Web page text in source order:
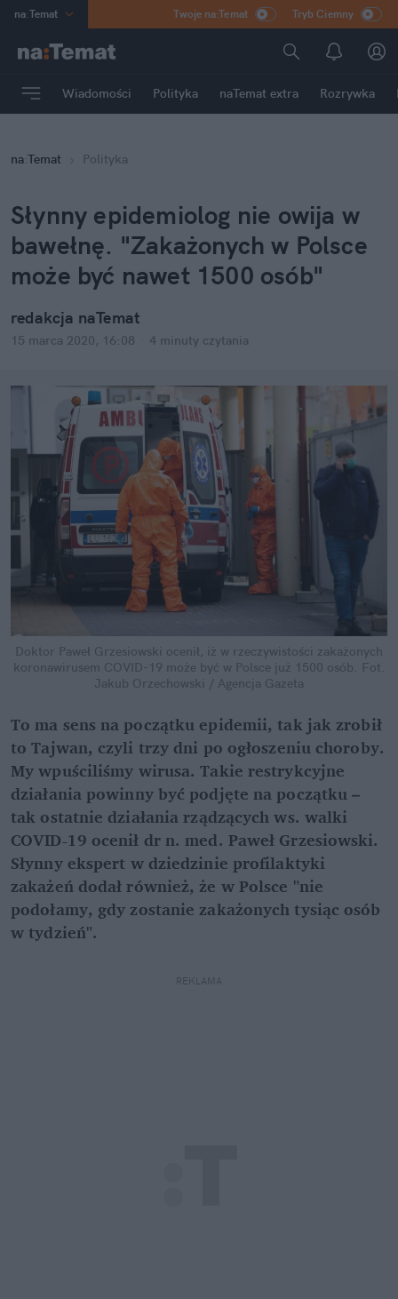
na:Temat
Poland
mama
Rozrywka
Twoje na:Temat Tryb Ciemny
Wiadomości Polityka naTemat extra Rozrywka
na:Temat Polityka
Słynny epidemiolog nie owija w
bawełnę. "Zakażonych w Polsce
może być nawet 1500 osób"
redakcja naTemat
15 marca 2020, 16:08 4 minuty czytania
Doktor Paweł Grzesiowski ocenił, iż w rzeczywistości zakażonych
koronawirusem COVID-19 może być w Polsce już 1500 osób. Fot.
Jakub Orzechowski / Agencja Gazeta
To ma sens na początku epidemii, tak jak zrobił
to Tajwan, czyli trzy dni po ogłoszeniu choroby.
My wpuściliśmy wirusa. Takie restrykcyjne
działania powinny być podjęte na początku –
tak ostatnie działania rządzących ws. walki
COVID-19 ocenił dr n. med. Paweł Grzesiowski.
Słynny ekspert w dziedzinie profilaktyki
zakażeń dodał również, że w Polsce "nie
podołamy, gdy zostanie zakażonych tysiąc osób
w tydzień".
REKLAMA